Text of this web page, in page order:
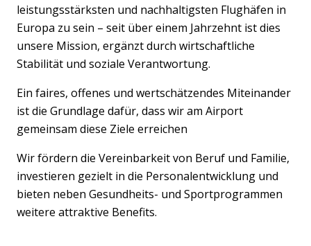
leistungsstärksten und nachhaltigsten Flughäfen in
Europa zu sein – seit über einem Jahrzehnt ist dies
unsere Mission, ergänzt durch wirtschaftliche
Stabilität und soziale Verantwortung.
Ein faires, offenes und wertschätzendes Miteinander
ist die Grundlage dafür, dass wir am Airport
gemeinsam diese Ziele erreichen
Wir fördern die Vereinbarkeit von Beruf und Familie,
investieren gezielt in die Personalentwicklung und
bieten neben Gesundheits- und Sportprogrammen
weitere attraktive Benefits.